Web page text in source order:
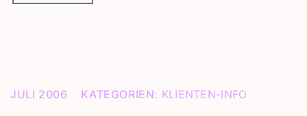
JULI 2006 KATEGORIEN: KLIENTEN-INFO